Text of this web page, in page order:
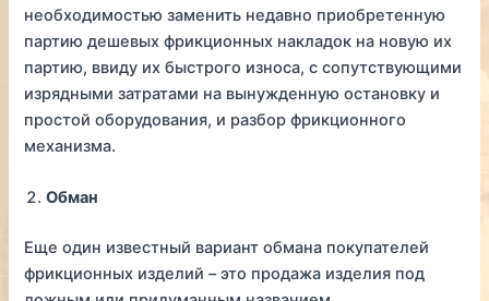
необходимостью заменить недавно приобретенную
партию дешевых фрикционных накладок на новую их
партию, ввиду их быстрого износа, с сопутствующими
изрядными затратами на вынужденную остановку и
простой оборудования, и разбор фрикционного
механизма.
Обман
Еще один известный вариант обмана покупателей
фрикционных изделий – это продажа изделия под